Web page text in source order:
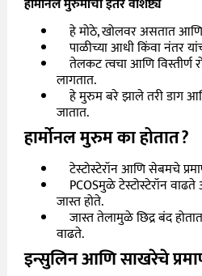
हे मोठे,खोलवर असतात आणि
पाळीच्या आधी किंवा नंतर
तेलकट त्वचा आणि विस्तीर्ण
लागतात.
हे मुरुम बरे झाले तरी डाग
जातात.
हार्मोनल मुरुम का होतात?
टेस्टोस्टेरॉन आणि सेबमचे
PCOSमुळे टेस्टोस्टेरॉन
जास्त होते.
जास्त तेलामुळे छिद्र बंद
वाढते.
इन्सुलिन आणि साखरेचे